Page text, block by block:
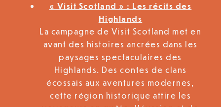
« Visit Scotland » : Les récits des
Highlands
La campagne de Visit Scotland met en
avant des histoires ancrées dans les
paysages spectaculaires des
Highlands. Des contes de clans
écossais aux aventures modernes,
cette région historique attire les